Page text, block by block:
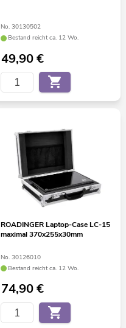
No. 30130502
Bestand reicht ca. 12 Wo.
49,90€
ROADINGER Laptop-Case LC-15
maximal 370x255x30mm
No. 30126010
Bestand reicht ca. 12 Wo.
74,90€